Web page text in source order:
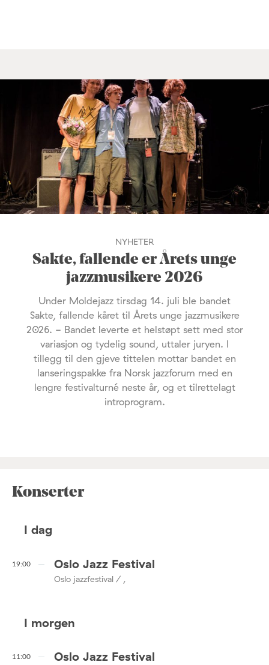
NYHETER
Sakte, fallende er Årets unge
jazzmusikere 2026
Under Moldejazz tirsdag 14. juli ble bandet
Sakte, fallende kåret til Årets unge jazzmusikere
2026. - Bandet leverte et helstøpt sett med stor
variasjon og tydelig sound, uttaler juryen. I
tillegg til den gjeve tittelen mottar bandet en
lanseringspakke fra Norsk jazzforum med en
lengre festivalturné neste år, og et tilrettelagt
introprogram.
Konserter
I dag
19:00 Oslo Jazz Festival
Oslo jazzfestival / ,
I morgen
11:00 Oslo Jazz Festival